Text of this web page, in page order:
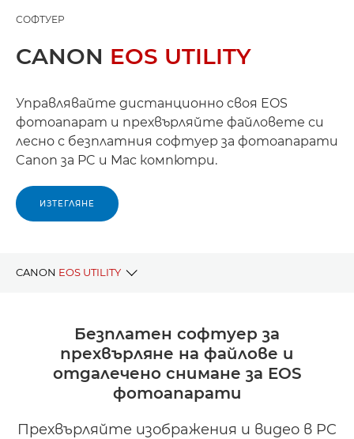
СОФТУЕР
CANON EOS UTILITY
Управлявайте дистанционно своя EOS
фотоапарат и прехвърляйте файловете си
лесно с безплатния софтуер за фотоапарати
Canon за PC и Mac компютри.
ИЗТЕГЛЯНЕ
CANON EOS UTILITY
ИЗТЕГЛЕТЕ EOS UTILITY
Безплатен софтуер за
прехвърляне на файлове и
отдалечено снимане за EOS
фотоапарати
Прехвърляйте изображения и видео в PC